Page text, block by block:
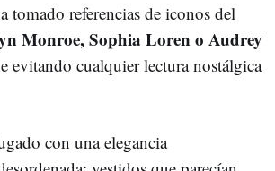
tomado referencias de iconos del
Monroe, Sophia Loren o Audrey
evitando cualquier lectura nostálgica
con una elegancia